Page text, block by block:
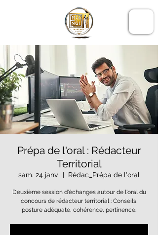
Prépa de l'oral : Rédacteur
Territorial
sam. 24 janv.
  |
Rédac_Prépa de l'oral
Deuxième session d'échanges autour de l'oral du
concours de rédacteur territorial : Conseils,
posture adéquate, cohérence, pertinence.